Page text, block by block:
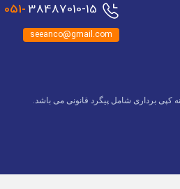
051- 38487010-15
seeanco@gmail.com
برداری شامل پیگرد قانونی می باشد.